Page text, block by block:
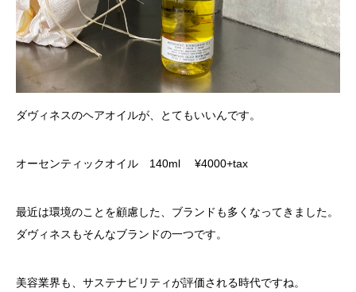
ダヴィネスのヘアオイルが、とてもいいんです。
オーセンティックオイル 140ml ¥4000+tax
最近は環境のことを顧慮した、ブランドも多くなってきました。
ダヴィネスもそんなブランドの一つです。
美容業界も、サステナビリティが評価される時代ですね。